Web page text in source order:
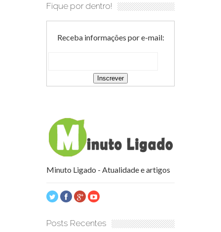
Fique por dentro!
Receba informações por e-mail:
Minuto Ligado - Atualidade e artigos
Posts Recentes